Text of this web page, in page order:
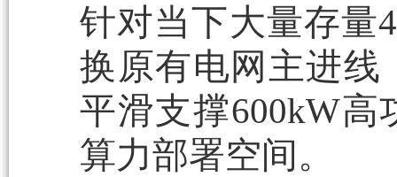
针对当下大量存量
换原有电网主进线
平滑支撑600kW
算力部署空间。